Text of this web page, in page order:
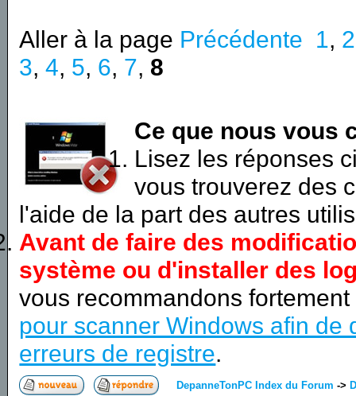
Aller à la page Précédente 1, 2
3,4, 5, 6, 7, 8
Ce que nous vous
Lisez les réponses
vous trouverez des
l'aide de la part des autres
Avant de faire des
système ou d'installer des
vous recommandons
pour scanner Windows afin de
erreurs de registre.
DepanneTonPC Index du Forum ->